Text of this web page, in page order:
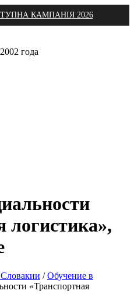
КАМПАНІЯ 2026
года
логистика»,
/Обучение в
«Транспортная